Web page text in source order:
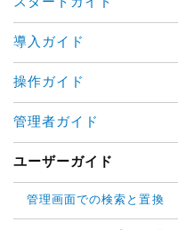
導入ガイド
操作ガイド
管理者ガイド
ユーザーガイド
管理画面での検索と置換